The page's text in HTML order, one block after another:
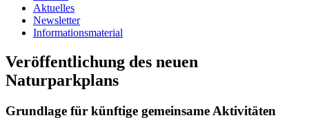
Aktuelles
Newsletter
Informationsmaterial
Veröffentlichung des neuen
Naturparkplans
Grundlage für künftige gemeinsame Aktivitäten